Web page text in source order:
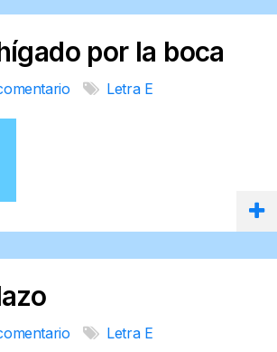
por la boca
Letra E
Letra E